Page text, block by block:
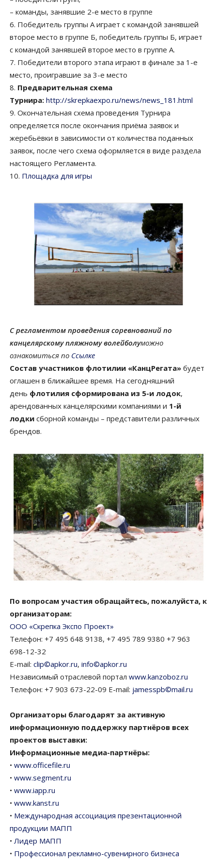
– команды, занявшие 2-е место в группе
6. Победитель группы А играет с командой занявшей
второе место в группе Б, победитель группы Б, играет
с командой занявшей второе место в группе А.
7. Победители второго этапа играют в финале за 1-е
место, проигравшие за 3-е место
8. Предварительная схема
Турнира: http://skrepkaexpo.ru/news/news_181.html
9. Окончательная схема проведения Турнира
определяется после окончания приёма заявок и
жеребьёвки в зависимости от количества поданных
заявок, после чего схема оформляется в виде раздела
настоящего Регламента.
10. Площадка для игры
С регламентом проведения соревнований по
канцелярскому пляжному волейболуможно
ознакомиться по Ссылке
Состав участников флотилии «КанцРегата» будет
оглашен в ближайшее время. На сегодняшний
день флотилия сформирована из 5-и лодок,
арендованных канцелярскими компаниями и 1-й
лодки сборной команды – представители различных
брендов.
По вопросам участия обращайтесь, пожалуйста, к
организаторам:
ООО «Скрепка Экспо Проект»
Телефон: +7 495 648 9138, +7 495 789 9380 +7 963
698-12-32
E-mail: clip©apkor.ru, info©apkor.ru
Независимый отраслевой портал www.kanzoboz.ru
Телефон: +7 903 673-22-09 E-mail: jamesspb©mail.ru
Организаторы благодарят за активную
информационную поддержку партнёров всех
проектов выставки:
Информационные медиа-партнёры:
• www.officefile.ru
• www.segment.ru
• www.iapp.ru
• www.kanst.ru
• Международная ассоциация презентационной
продукции МАПП
• Лидер МАПП
• Профессионал рекламно-сувенирного бизнеса